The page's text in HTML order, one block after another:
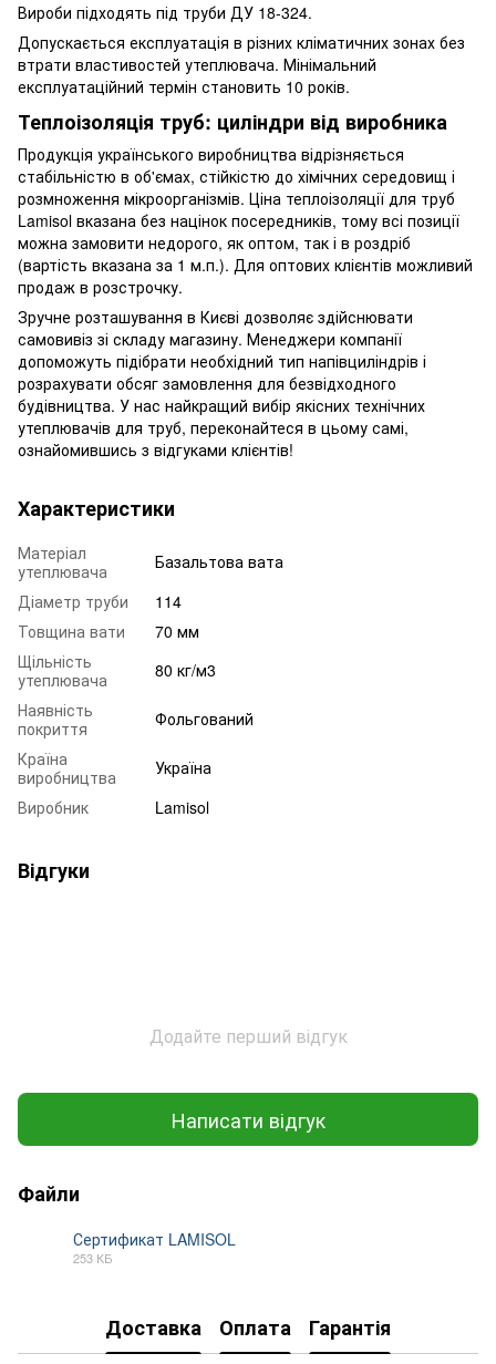
Вироби підходять під труби ДУ 18-324.
Допускається експлуатація в різних кліматичних зонах без
втрати властивостей утеплювача. Мінімальний
експлуатаційний термін становить 10 років.
Теплоізоляція труб: циліндри від виробника
Продукція українського виробництва відрізняється
стабільністю в об'ємах, стійкістю до хімічних середовищ і
розмноження мікроорганізмів. Ціна теплоізоляції для труб
Lamisol вказана без націнок посередників, тому всі позиції
можна замовити недорого, як оптом, так і в роздріб
(вартість вказана за 1 м.п.). Для оптових клієнтів можливий
продаж в розстрочку.
Зручне розташування в Києві дозволяє здійснювати
самовивіз зі складу магазину. Менеджери компанії
допоможуть підібрати необхідний тип напівциліндрів і
розрахувати обсяг замовлення для безвідходного
будівництва. У нас найкращий вибір якісних технічних
утеплювачів для труб, переконайтеся в цьому самі,
ознайомившись з відгуками клієнтів!
Характеристики
Матеріал
утеплювача
Базальтова вата
Діаметр труби
114
Товщина вати
70 мм
Щільність
утеплювача
80 кг/м3
Наявність
покриття
Фольгований
Країна
виробництва
Україна
Виробник
Lamisol
Відгуки
Додайте перший відгук
Написати відгук
Файли
Сертификат LAMISOL
253 КБ
Доставка Оплата Гарантія